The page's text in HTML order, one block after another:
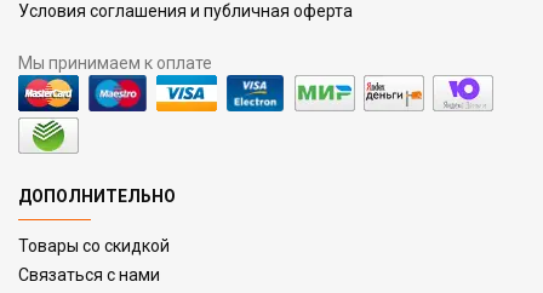
Условия соглашения и публичная оферта
Мы принимаем к оплате
ДОПОЛНИТЕЛЬНО
Товары со скидкой
Связаться с нами